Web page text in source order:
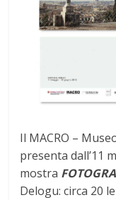
Il MACRO –
presenta dall’11
mostra
Delogu: circa 20